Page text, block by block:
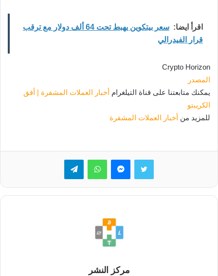
اقرأ ايضا:
سعر بيتكوين يهبط تحت 64 ألف دولار مع ترقب
قرار الفيدرالي
Crypto Horizon
المصدر
يمكنك متابعتنا على قناة التيلغرام أخبار العملات المشفرة | أفق
الكريبتو
للمزيد من أخبار العملات المشفرة
تويتر ماسنجرواتساب تيلقرام
مركز النشر